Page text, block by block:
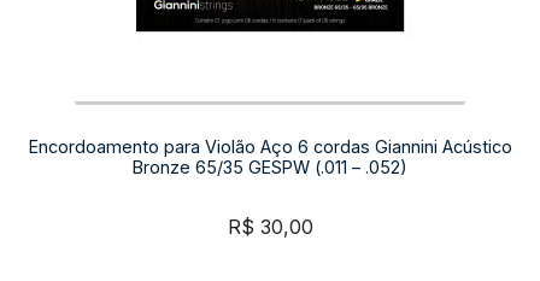
Encordoamento para Violão Aço 6 cordas Giannini Acústico
Bronze 65/35 GESPW (.011 – .052)
R$ 30,00